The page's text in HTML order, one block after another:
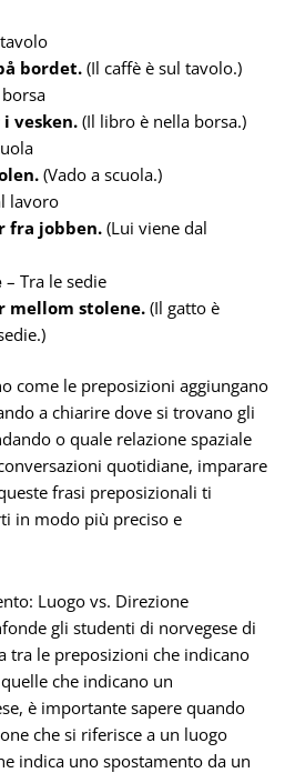
bordet. (Il caffè è sul tavolo.)
i vesken.(Il libro è nella borsa.)
(Vado a scuola.)
lavoro
fra jobben.(Lui viene dal
– Tra le sedie
mellom stolene. (Il gatto è
come le preposizioni aggiungano
a chiarire dove si trovano gli
o quale relazione spaziale
quotidiane, imparare
frasi preposizionali ti
in modo più preciso e
Luogo vs. Direzione
gli studenti di norvegese di
tra le preposizioni che indicano
che indicano un
è importante sapere quando
che si riferisce a un luogo
indica uno spostamento da un